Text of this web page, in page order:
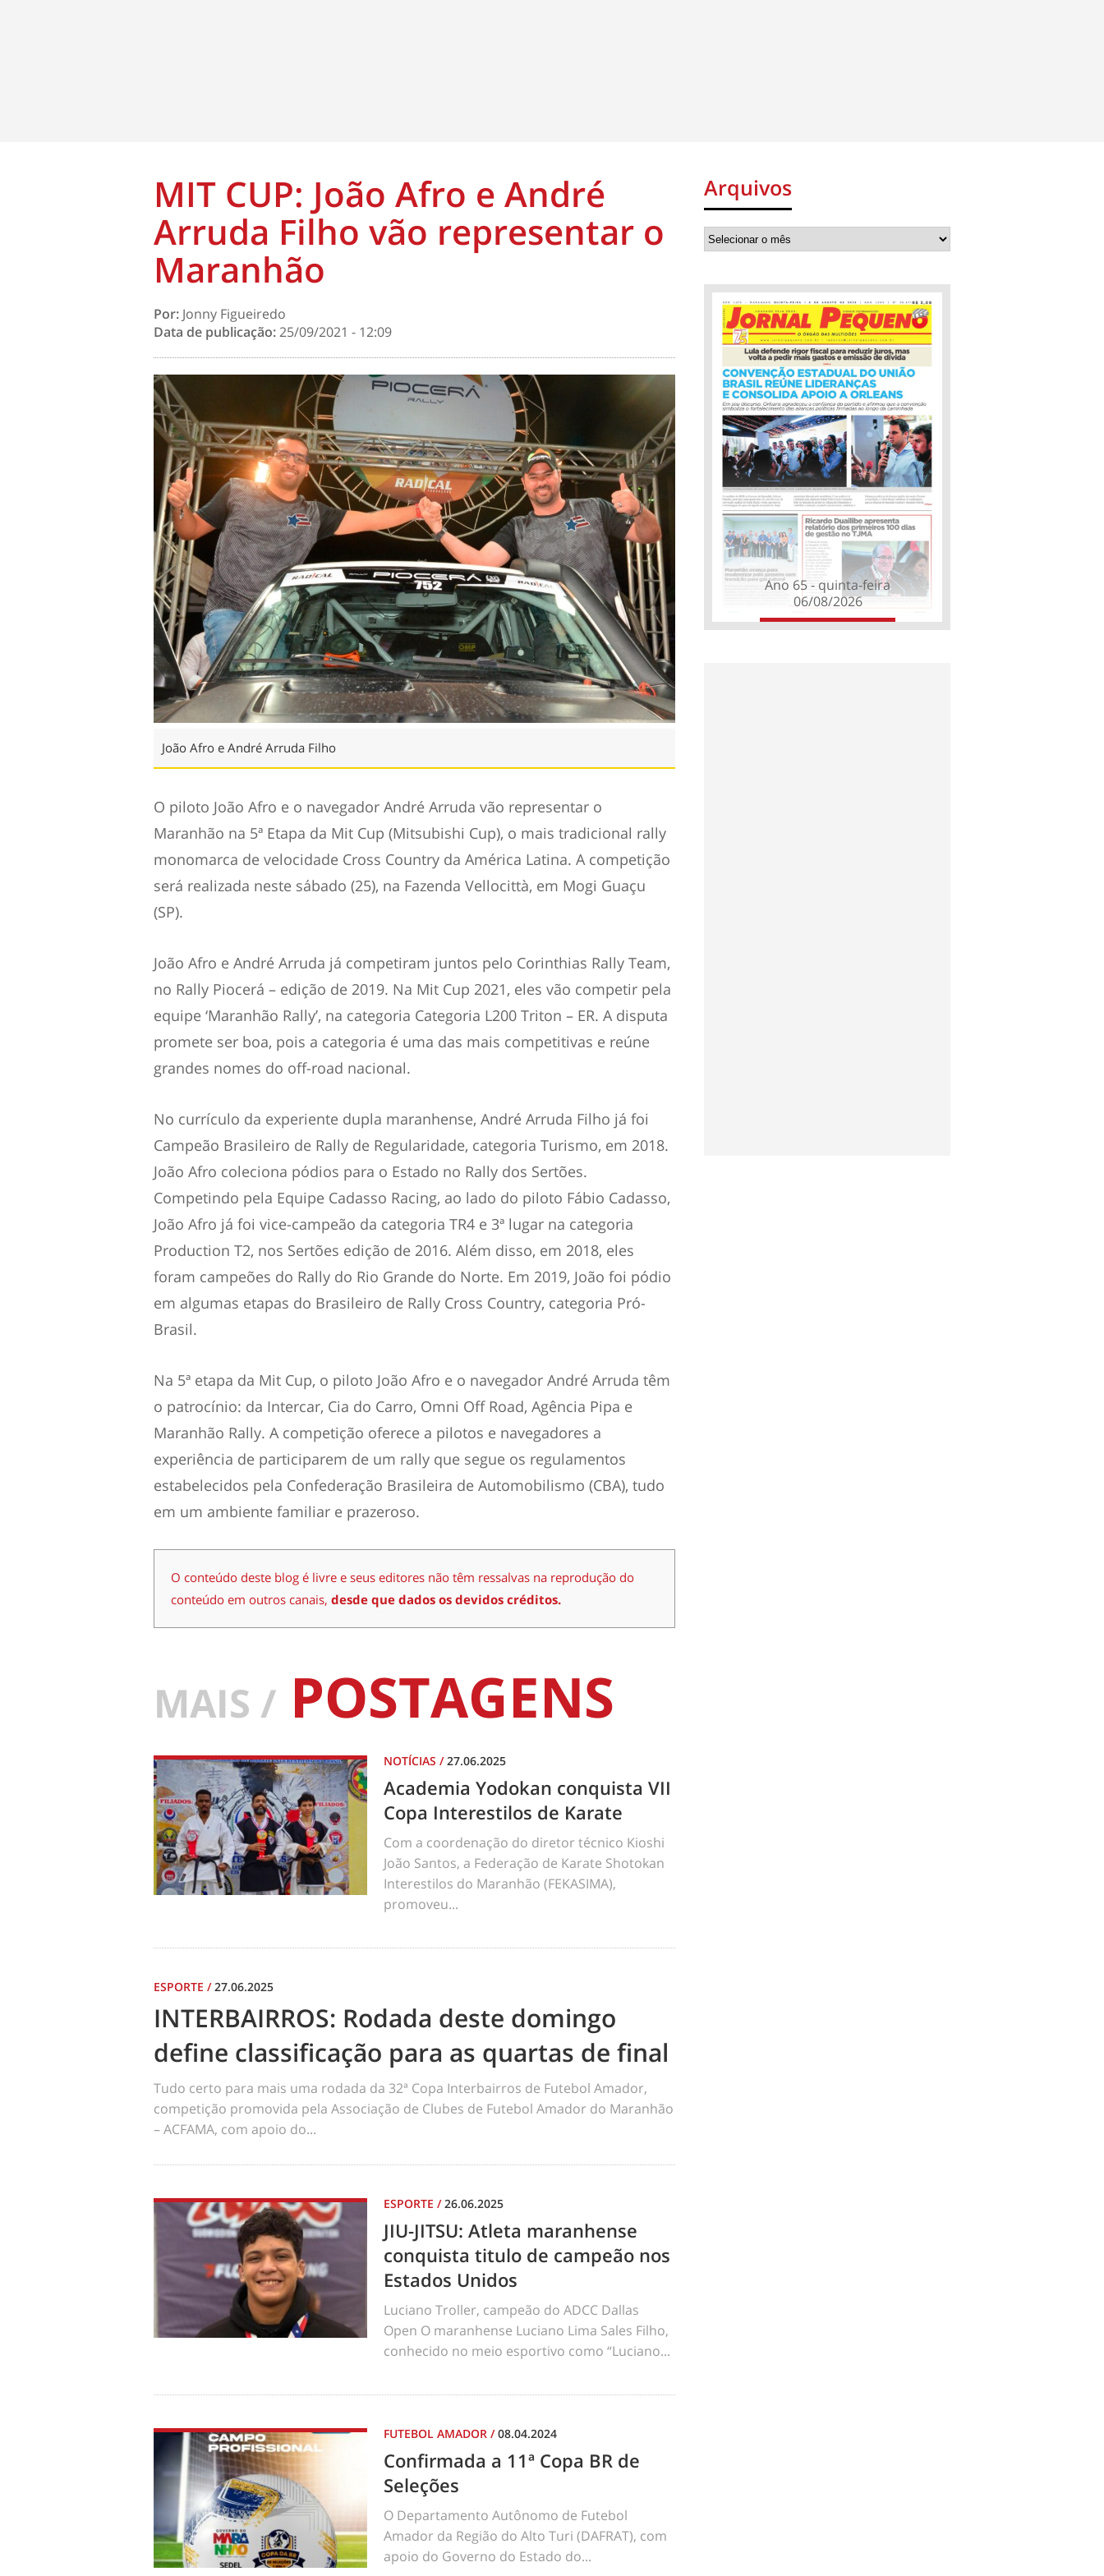
MIT CUP: João Afro e André
Arruda Filho vão representar o
Maranhão
Por: Jonny Figueiredo
Data de publicação:25/09/2021 - 12:09
João Afro e André Arruda Filho
O piloto João Afro e o navegador André Arruda vão representar o
Maranhão na 5ª Etapa da Mit Cup (Mitsubishi Cup), o mais tradicional rally
monomarca de velocidade Cross Country da América Latina. A competição
será realizada neste sábado (25), na Fazenda Vellocittà, em Mogi Guaçu
(SP).
João Afro e André Arruda já competiram juntos pelo Corinthias Rally Team,
no Rally Piocerá – edição de 2019. Na Mit Cup 2021, eles vão competir pela
equipe ‘Maranhão Rally’, na categoria Categoria L200 Triton – ER. A disputa
promete ser boa, pois a categoria é uma das mais competitivas e reúne
grandes nomes do off-road nacional.
No currículo da experiente dupla maranhense, André Arruda Filho já foi
Campeão Brasileiro de Rally de Regularidade, categoria Turismo, em 2018.
João Afro coleciona pódios para o Estado no Rally dos Sertões.
Competindo pela Equipe Cadasso Racing, ao lado do piloto Fábio Cadasso,
João Afro já foi vice-campeão da categoria TR4 e 3ª lugar na categoria
Production T2, nos Sertões edição de 2016. Além disso, em 2018, eles
foram campeões do Rally do Rio Grande do Norte. Em 2019, João foi pódio
em algumas etapas do Brasileiro de Rally Cross Country, categoria Pró-
Brasil.
Na 5ª etapa da Mit Cup, o piloto João Afro e o navegador André Arruda têm
o patrocínio: da Intercar, Cia do Carro, Omni Off Road, Agência Pipa e
Maranhão Rally. A competição oferece a pilotos e navegadores a
experiência de participarem de um rally que segue os regulamentos
estabelecidos pela Confederação Brasileira de Automobilismo (CBA), tudo
em um ambiente familiar e prazeroso.
O conteúdo deste blog é livre e seus editores não têm ressalvas na reprodução do
conteúdo em outros canais, desde que dados os devidos créditos.
MAIS / POSTAGENS
NOTÍCIAS /27.06.2025
Academia Yodokan conquista VII
Copa Interestilos de Karate
Com a coordenação do diretor técnico Kioshi
João Santos, a Federação de Karate Shotokan
Interestilos do Maranhão (FEKASIMA),
promoveu...
ESPORTE /27.06.2025
INTERBAIRROS: Rodada deste domingo
define classificação para as quartas de final
Tudo certo para mais uma rodada da 32ª Copa Interbairros de Futebol Amador,
competição promovida pela Associação de Clubes de Futebol Amador do Maranhão
– ACFAMA, com apoio do...
ESPORTE /26.06.2025
JIU-JITSU: Atleta maranhense
conquista titulo de campeão nos
Estados Unidos
Luciano Troller, campeão do ADCC Dallas
Open O maranhense Luciano Lima Sales Filho,
conhecido no meio esportivo como “Luciano...
FUTEBOL AMADOR /08.04.2024
Confirmada a 11ª Copa BR de
Seleções
O Departamento Autônomo de Futebol
Amador da Região do Alto Turi (DAFRAT), com
apoio do Governo do Estado do...
Arquivos
Ano 65 - quinta-feira
06/08/2026